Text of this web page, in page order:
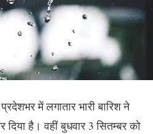
में लगातार भारी बारिश ने
है। वहीं बुधवार 3 सितम्बर को